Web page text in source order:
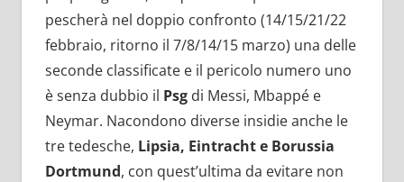
pescherà nel doppio confronto (14/15/21/22
febbraio, ritorno il 7/8/14/15 marzo) una delle
seconde classificate e il pericolo numero uno
è senza dubbio il Psg di Messi, Mbappé e
Neymar. Nacondono diverse insidie anche le
tre tedesche, Lipsia, Eintracht e Borussia
Dortmund, con quest’ultima da evitare non